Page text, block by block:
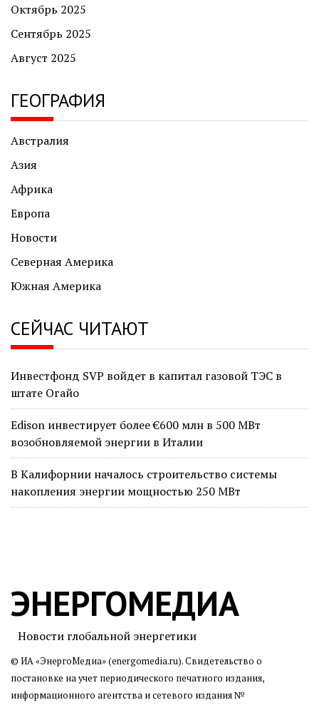
Октябрь 2025
Сентябрь 2025
Август 2025
ГЕОГРАФИЯ
Австралия
Азия
Африка
Европа
Новости
Северная Америка
Южная Америка
СЕЙЧАС ЧИТАЮТ
Инвестфонд SVP войдет в капитал газовой ТЭС в
штате Огайо
Edison инвестирует более €600 млн в 500 МВт
возобновляемой энергии в Италии
В Калифорнии началось строительство системы
накопления энергии мощностью 250 МВт
ЭНЕРГОМЕДИА
Новости глобальной энергетики
© ИА «ЭнергоМедиа» (energomedia.ru). Свидетельство о
постановке на учет периодического печатного издания,
информационного агентства и сетевого издания №